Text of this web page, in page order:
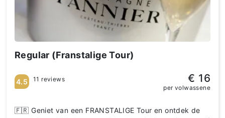
Regular (Franstalige Tour)
🇫🇷 Geniet van een FRANSTALIGE Tour en ontdek de
4.5 11 reviews € 16
per volwassene